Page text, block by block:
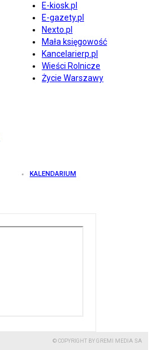
E-kiosk.pl
E-gazety.pl
Nexto.pl
Mała księgowość
Kancelarierp.pl
Wieści Rolnicze
Życie Warszawy
KALENDARIUM
© COPYRIGHT BY GREMI MEDIA SA